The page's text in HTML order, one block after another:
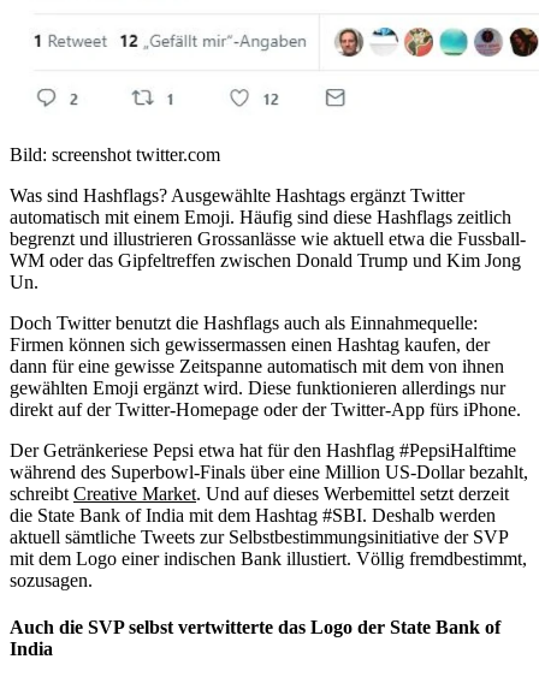
Bild: screenshot twitter.com
Was sind Hashflags? Ausgewählte Hashtags ergänzt Twitter
automatisch mit einem Emoji. Häufig sind diese Hashflags zeitlich
begrenzt und illustrieren Grossanlässe wie aktuell etwa die Fussball-
WM oder das Gipfeltreffen zwischen Donald Trump und Kim Jong
Un.
Doch Twitter benutzt die Hashflags auch als Einnahmequelle:
Firmen können sich gewissermassen einen Hashtag kaufen, der
dann für eine gewisse Zeitspanne automatisch mit dem von ihnen
gewählten Emoji ergänzt wird. Diese funktionieren allerdings nur
direkt auf der Twitter-Homepage oder der Twitter-App fürs iPhone.
Der Getränkeriese Pepsi etwa hat für den Hashflag #PepsiHalftime
während des Superbowl-Finals über eine Million US-Dollar bezahlt,
schreibt Creative Market. Und auf dieses Werbemittel setzt derzeit
die State Bank of India mit dem Hashtag #SBI. Deshalb werden
aktuell sämtliche Tweets zur Selbstbestimmungsinitiative der SVP
mit dem Logo einer indischen Bank illustiert. Völlig fremdbestimmt,
sozusagen.
Auch die SVP selbst vertwitterte das Logo der State Bank of
India